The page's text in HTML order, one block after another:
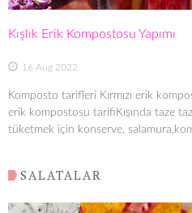
Kışlık Erik Kompostosu Yapımı
16 Aug 2022
Komposto tarifleri Kırmızı erik
erik kompostosu tarifiKışında taze
tüketmek için konserve,
SALATALAR